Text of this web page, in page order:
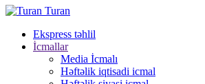
Turan
Ekspress təhlil
İcmallar
Media İcmalı
Həftəlik iqtisadi icmal